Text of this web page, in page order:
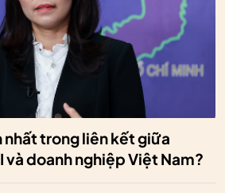
nhất trong liên kết giữa
và doanh nghiệp Việt Nam?